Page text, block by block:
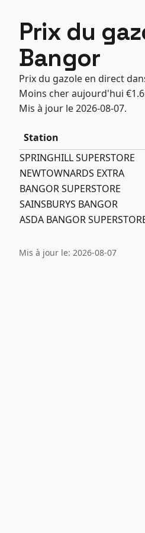
Prix du
Bangor
Prix du gazole en direct
Moins cher aujourd'hui
Mis à jour le 2026-08-07.
Station
SPRINGHILL SUPERSTORE
NEWTOWNARDS EXTRA
BANGOR SUPERSTORE
SAINSBURYS BANGOR
ASDA BANGOR
Mis à jour le: 2026-08-07